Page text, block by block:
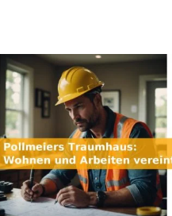
Pollmeiers Traumhaus: Wohnen
und Arbeiten vereint